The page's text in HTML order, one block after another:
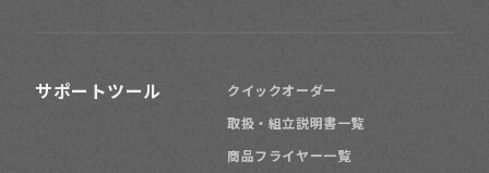
サポートツール
クイックオーダー
取扱・組立説明書一覧
商品フライヤー一覧